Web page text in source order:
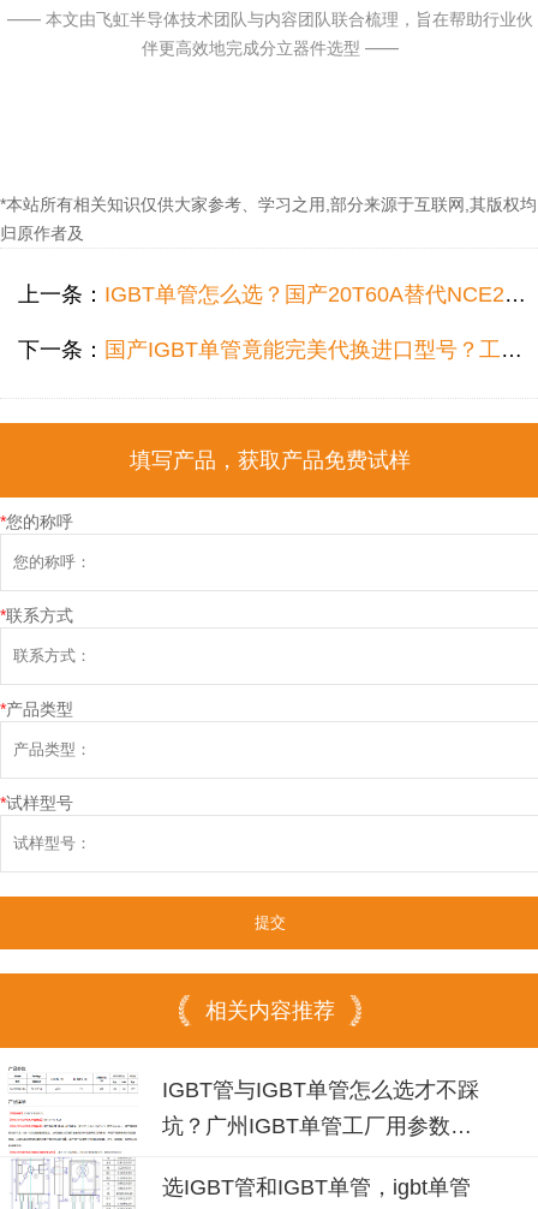
—— 本文由飞虹半导体技术团队与内容团队联合梳理，旨在帮助行业伙
伴更高效地完成分立器件选型 ——
*本站所有相关知识仅供大家参考、学习之用,部分来源于互联网,其版权均
归原作者及
上一条： IGBT单管怎么选？国产20T60A替代NCE20TD60BF，参数实测对比
下一条： 国产IGBT单管竟能完美代换进口型号？工程师选型难题的意外答案
填写产品，获取产品免费试样
*您的称呼
*联系方式
*产品类型
*试样型号
相关内容推荐
IGBT管与IGBT单管怎么选才不踩
坑？广州IGBT单管工厂用参数说
选IGBT管和IGBT单管，igbt单管